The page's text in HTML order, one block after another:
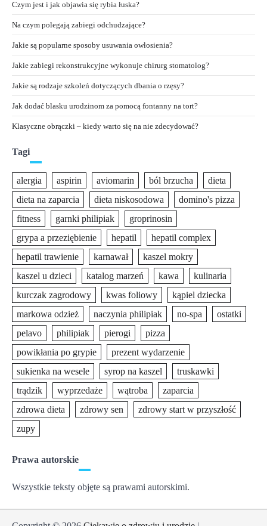
Czym jest i jak objawia się rybia łuska?
Na czym polegają zabiegi odchudzające?
Jakie są popularne sposoby usuwania owłosienia?
Jakie zabiegi rekonstrukcyjne wykonuje chirurg stomatolog?
Jakie są rodzaje szkoleń dotyczących dbania o rzęsy?
Jak dodać blasku urodzinom za pomocą fontanny na tort?
Klasyczne obrączki – kiedy warto się na nie zdecydować?
Tagi
alergia aspirin aviomarin ból brzucha
dieta
dieta na zaparcia
dieta niskosodowa
domino's pizza
fitness
garnki philipiak
groprinosin
grypa a przeziębienie
hepatil
hepatil complex
hepatil trawienie
karnawał
kaszel mokry
kaszel u dzieci
katalog marzeń kawa
kulinaria
kurczak zagrodowy
kwas foliowy
kąpiel dziecka
markowa odzież
naczynia philipiak no-spa
ostatki
pelavo
philipiak pierogi
pizza
powikłania po grypie
prezent wydarzenie
sukienka na wesele
syrop na kaszel
truskawki
trądzik
wyprzedaże wątroba
zaparcia
zdrowa dieta
zdrowy sen
zdrowy start w przyszłość
zupy
Prawa autorskie
Wszystkie teksty objęte są prawami autorskimi.